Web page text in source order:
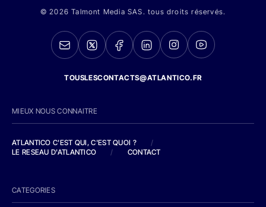
© 2026 Talmont Media SAS. tous droits réservés.
TOUSLESCONTACTS@ATLANTICO.FR
MIEUX NOUS CONNAITRE
ATLANTICO C'EST QUI, C'EST QUOI ?
/
LE RESEAU D'ATLANTICO
/ CONTACT
CATEGORIES